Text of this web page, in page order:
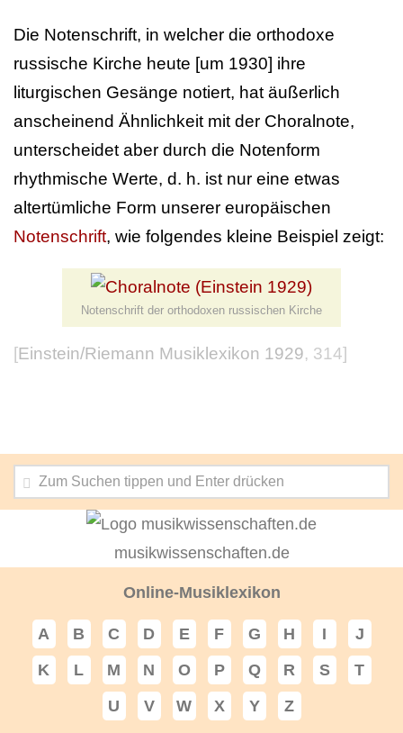
Die Notenschrift, in welcher die orthodoxe
russische Kirche heute [um 1930] ihre
liturgischen Gesänge notiert, hat äußerlich
anscheinend Ähnlichkeit mit der Choralnote,
unterscheidet aber durch die Notenform
rhythmische Werte, d. h. ist nur eine etwas
altertümliche Form unserer europäischen
Notenschrift, wie folgendes kleine Beispiel zeigt:
Notenschrift der orthodoxen russischen Kirche
[Einstein/Riemann Musiklexikon 1929, 314]
musikwissenschaften.de
Online-Musiklexikon
A B C D E F G H I
J
K
L M N O P Q R S
T
U
V W X Y Z